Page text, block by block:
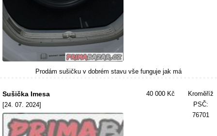
Prodám sušičku v dobrém stavu vše funguje jak má
Sušička Imesa
[24. 07. 2024]
40 000 Kč
Kroměříž
PSČ:
76701